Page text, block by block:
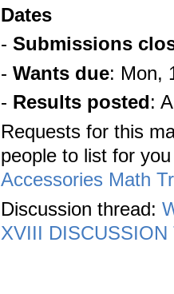
Dates
-Submissions
-Wants due: Mon,
- Results posted:
Requests for this
people to list for
Accessories Math
Discussion thread:
XVIII DISCUSSION